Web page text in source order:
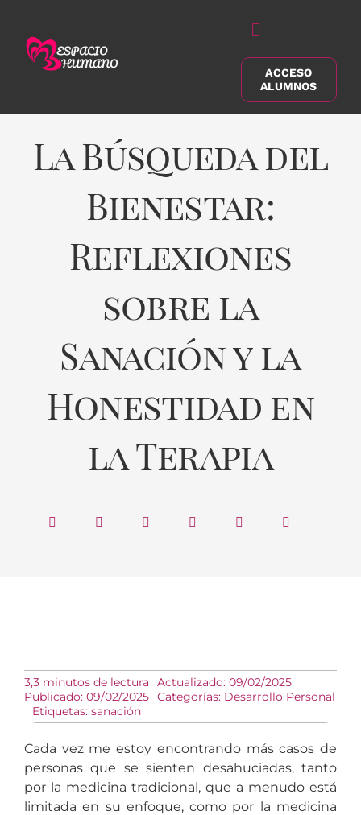
contenido
Alternar
navegación
Buscar:
ACCESO
ALUMNOS
La Búsqueda del
Bienestar:
Reflexiones
sobre la
Sanación y la
Honestidad en
la Terapia
3,3 minutos de lectura
Actualizado: 09/02/2025
Publicado: 09/02/2025 Categorías: Desarrollo Personal
Etiquetas: sanación
Cada vez me estoy encontrando más casos de
personas que se sienten desahuciadas, tanto
por la medicina tradicional, que a menudo está
limitada en su enfoque, como por la medicina